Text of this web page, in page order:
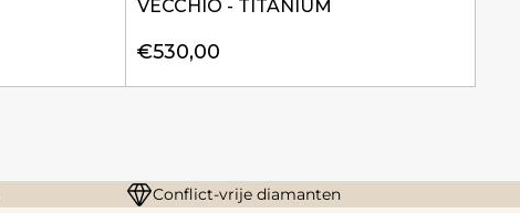
VECCHIO - TITANIUM
€530,00
Conflict-vrije diamanten